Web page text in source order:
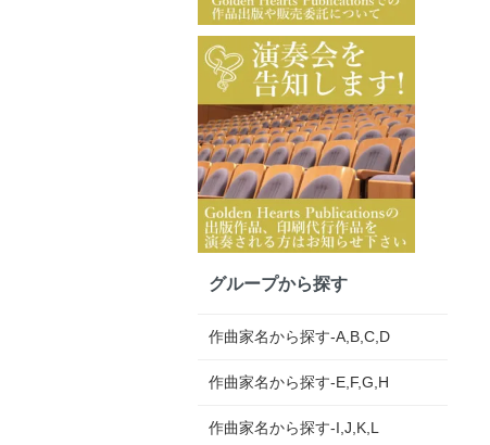
グループから探す
作曲家名から探す-A,B,C,D
作曲家名から探す-E,F,G,H
作曲家名から探す-I,J,K,L